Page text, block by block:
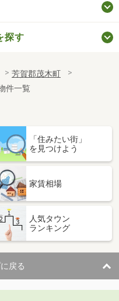
探す
芳賀郡茂木町
件一覧
「住みたい街」
を見つけよう
家賃相場
人気タウン
ランキング
戻る